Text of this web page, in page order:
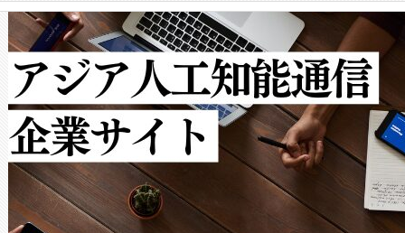
クルの各段階のデータを監視
[…]
で向上し、最大検知距離は
ットだけで最大1キロメート
ルの変電所周囲を監視でき、
作業と点群処理を簡素化でき
Avia 2は、2種類のFOVオプシ
× 80°のノーマルモード、長